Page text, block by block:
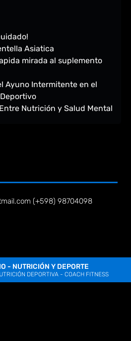
Asiatica
mirada al suplemento
Ayuno Intermitente en el
Nutrición y Salud Mental
(+598) 98704098
- NUTRICIÓN Y DEPORTE
DEPORTIVA - COACH FITNESS